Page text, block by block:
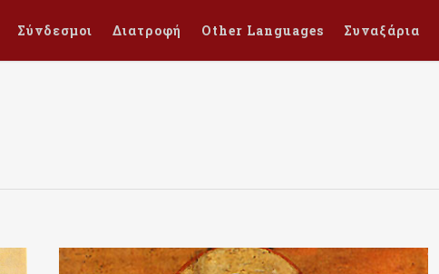
Σύνδεσμοι Διατροφή Other Languages Συναξάρια